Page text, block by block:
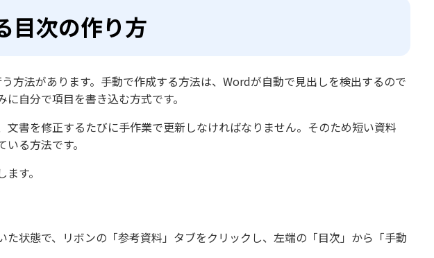
目次の作り方
方法があります。手動で作成する方法は、Wordが自動で見出しを検出するので
自分で項目を書き込む方式です。
書を修正するたびに手作業で更新しなければなりません。そのため短い資料
る方法です。
す。
た状態で、リボンの「参考資料」タブをクリックし、左端の「目次」から「手動